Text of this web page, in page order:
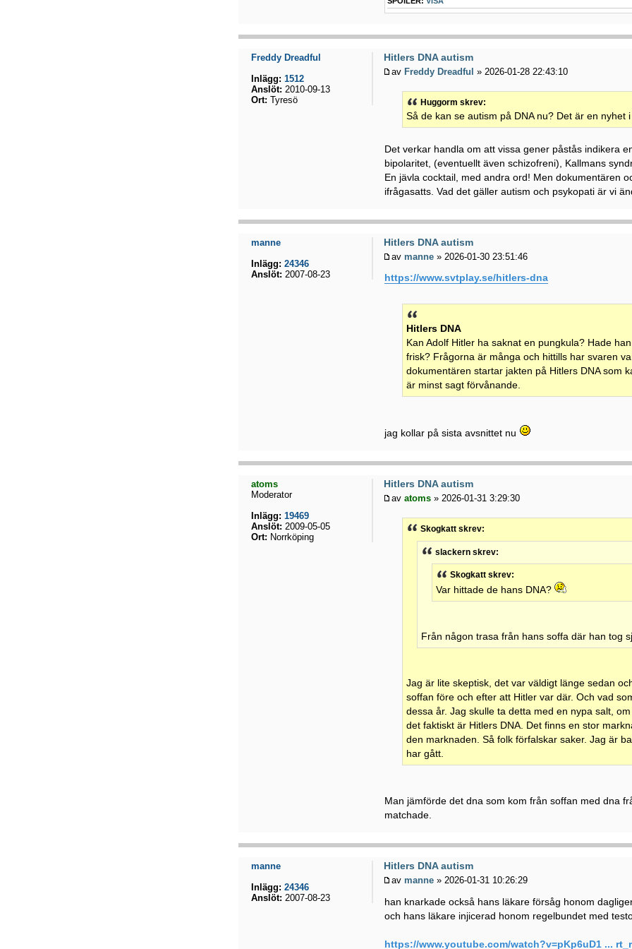
Hitlers DNA autism
av Freddy Dreadful » 2026-01-28 22:43:10
Huggorm skrev:
Så de kan se autism på DNA nu? Det är en nyhet
Det verkar handla om att vissa gener påstås indikera
bipolaritet, (eventuellt även schizofreni), Kallmans
En jävla cocktail, med andra ord! Men dokumentären
ifrågasatts. Vad det gäller autism och psykopati är vi
Freddy Dreadful
Inlägg: 1512
Anslöt: 2010-09-13
Ort: Tyresö
Hitlers DNA autism
avmanne » 2026-01-30 23:51:46
https://www.svtplay.se/hitlers-dna
Hitlers DNA
Kan Adolf Hitler ha saknat en pungkula? Hade
frisk? Frågorna är många och hittills har svaren
dokumentären startar jakten på Hitlers DNA som
är minst sagt förvånande.
jag kollar på sista avsnittet nu
manne
Inlägg: 24346
Anslöt: 2007-08-23
Hitlers DNA autism
avatoms » 2026-01-31 3:29:30
Skogkatt skrev:
slackern skrev:
Skogkatt skrev:
Var hittade de hans DNA?
Från någon trasa från hans soffa där han tog
Jag är lite skeptisk, det var väldigt länge sedan
soffan före och efter att Hitler var där. Och vad
dessa år. Jag skulle ta detta med en nypa salt,
det faktiskt är Hitlers DNA. Det finns en stor
den marknaden. Så folk förfalskar saker. Jag är
har gått.
Man jämförde det dna som kom från soffan med dna
matchade.
atoms
Moderator
Inlägg: 19469
Anslöt: 2009-05-05
Ort: Norrköping
Hitlers DNA autism
avmanne » 2026-01-31 10:26:29
han knarkade också hans läkare försåg honom
och hans läkare injicerad honom regelbundet med
https://www.youtube.com/watch?v=pKp6uD1 ...
manne
Inlägg: 24346
Anslöt: 2007-08-23